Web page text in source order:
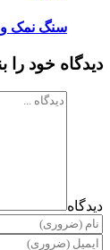
سنگ نمک و
دیدگاه خود را
دیدگاه